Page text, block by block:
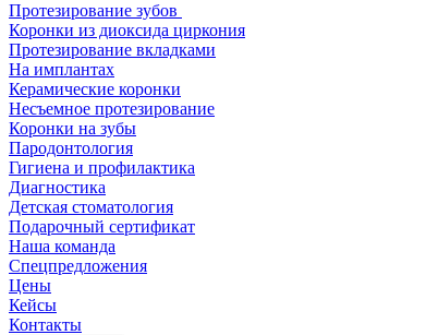
Протезирование зубов
Коронки из диоксида циркония
Протезирование вкладками
На имплантах
Керамические коронки
Несъемное протезирование
Коронки на зубы
Пародонтология
Гигиена и профилактика
Диагностика
Детская стоматология
Подарочный сертификат
Наша команда
Спецпредложения
Цены
Кейсы
Контакты